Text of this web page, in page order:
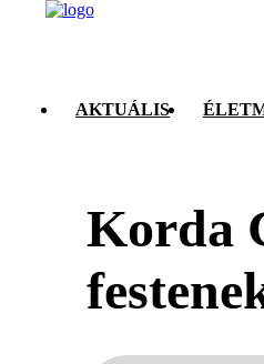
AKTUÁLIS
Korda